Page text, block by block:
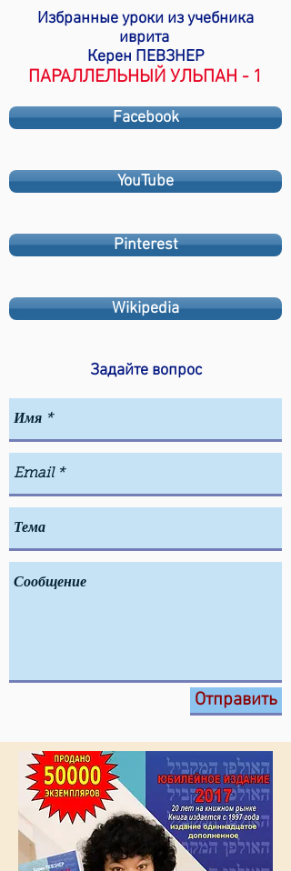
Избранные уроки из учебника
иврита
Керен ПЕВЗНЕР
ПАРАЛЛЕЛЬНЫЙ УЛЬПАН - 1
Facebook
YouTube
Pinterest
Wikipedia
Задайте вопрос
Отправить